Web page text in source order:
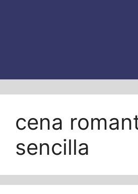
cena
sencilla